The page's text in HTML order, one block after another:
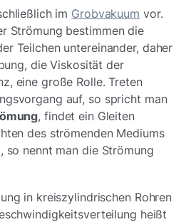
im Grobvakuum vor.
Strömung bestimmen die
Teilchen untereinander, daher
die Viskosität der
eine große Rolle. Treten
auf, so spricht man
, findet ein Gleiten
des strömenden Mediums
so nennt man die Strömung
in kreiszylindrischen Rohren
heißt